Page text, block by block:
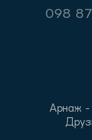
098
Арнаж -